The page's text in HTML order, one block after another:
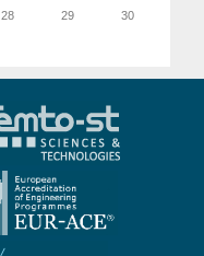
28 29 30